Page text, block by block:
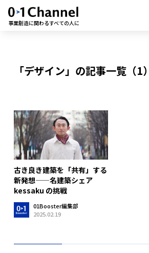
事業創造に関わるすべての人に
「デザイン」の記事一覧（1）
古き良き建築を「共有」する
新発想——名建築シェア
kessaku の挑戦
01Booster編集部
2025.02.19